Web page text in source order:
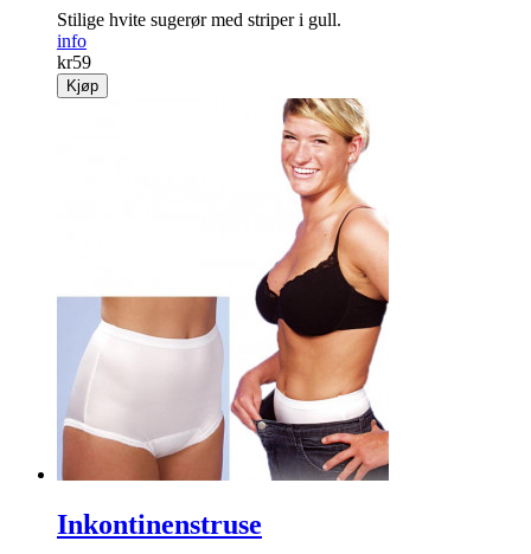
Stilige hvite sugerør med striper i gull.
info
kr59
Kjøp
Inkontinenstruse